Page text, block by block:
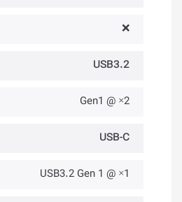
❌
USB3.2
2× @ Gen1
USB-C
1× @ USB3.2 Gen 1